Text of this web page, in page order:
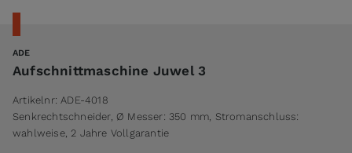
ADE
Aufschnittmaschine Juwel 3
Artikelnr: ADE-4018
Senkrechtschneider, Ø Messer: 350 mm, Stromanschluss:
wahlweise, 2 Jahre Vollgarantie